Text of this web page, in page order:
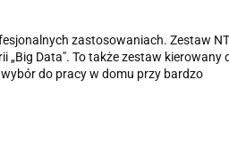
zastosowaniach. Zestaw
„Big Data". To także zestaw kierowany
do pracy w domu przy bardzo